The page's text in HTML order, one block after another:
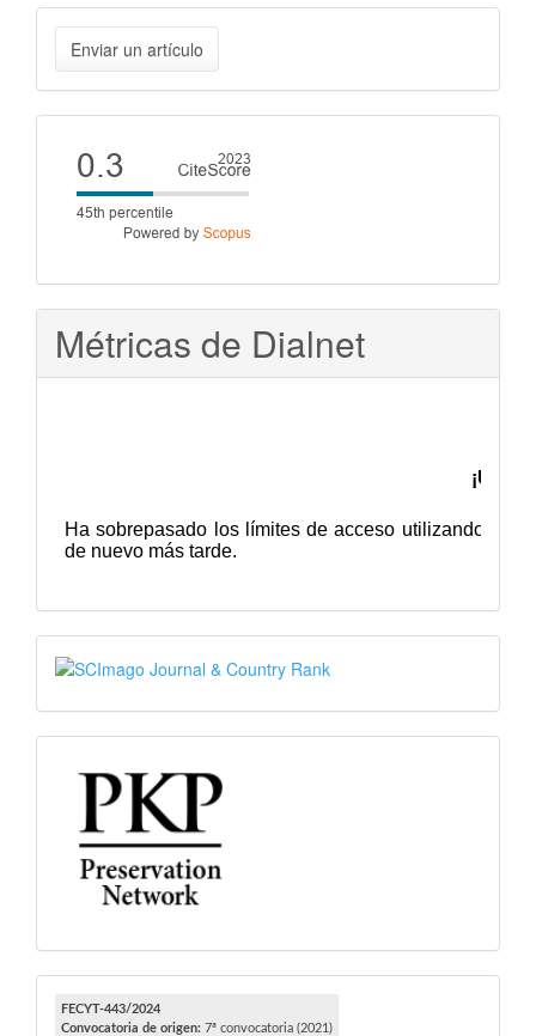
Enviar
un
artículo
Enviar un artículo
Cite
score
Métricas de Dialnet
SJR
PKP
FECYT